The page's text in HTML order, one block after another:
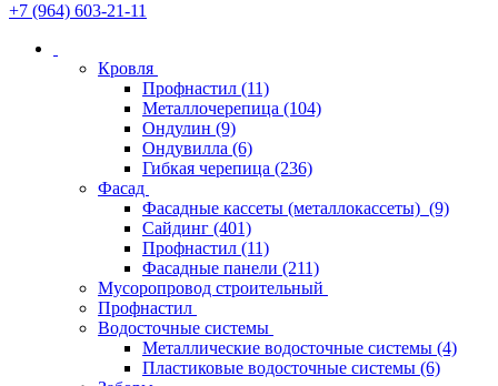
+7 (964) 603-21-11
Кровля
Профнастил (11)
Металлочерепица (104)
Ондулин (9)
Ондувилла (6)
Гибкая черепица (236)
Фасад
Фасадные кассеты (металлокассеты) (9)
Сайдинг (401)
Профнастил (11)
Фасадные панели (211)
Мусоропровод строительный
Профнастил
Водосточные системы
Металлические водосточные системы (4)
Пластиковые водосточные системы (6)